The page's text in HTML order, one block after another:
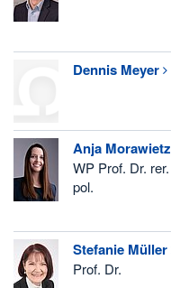
Dennis Meyer
Anja Morawietz
WP Prof. Dr. rer.
pol.
Stefanie Müller
Prof. Dr.